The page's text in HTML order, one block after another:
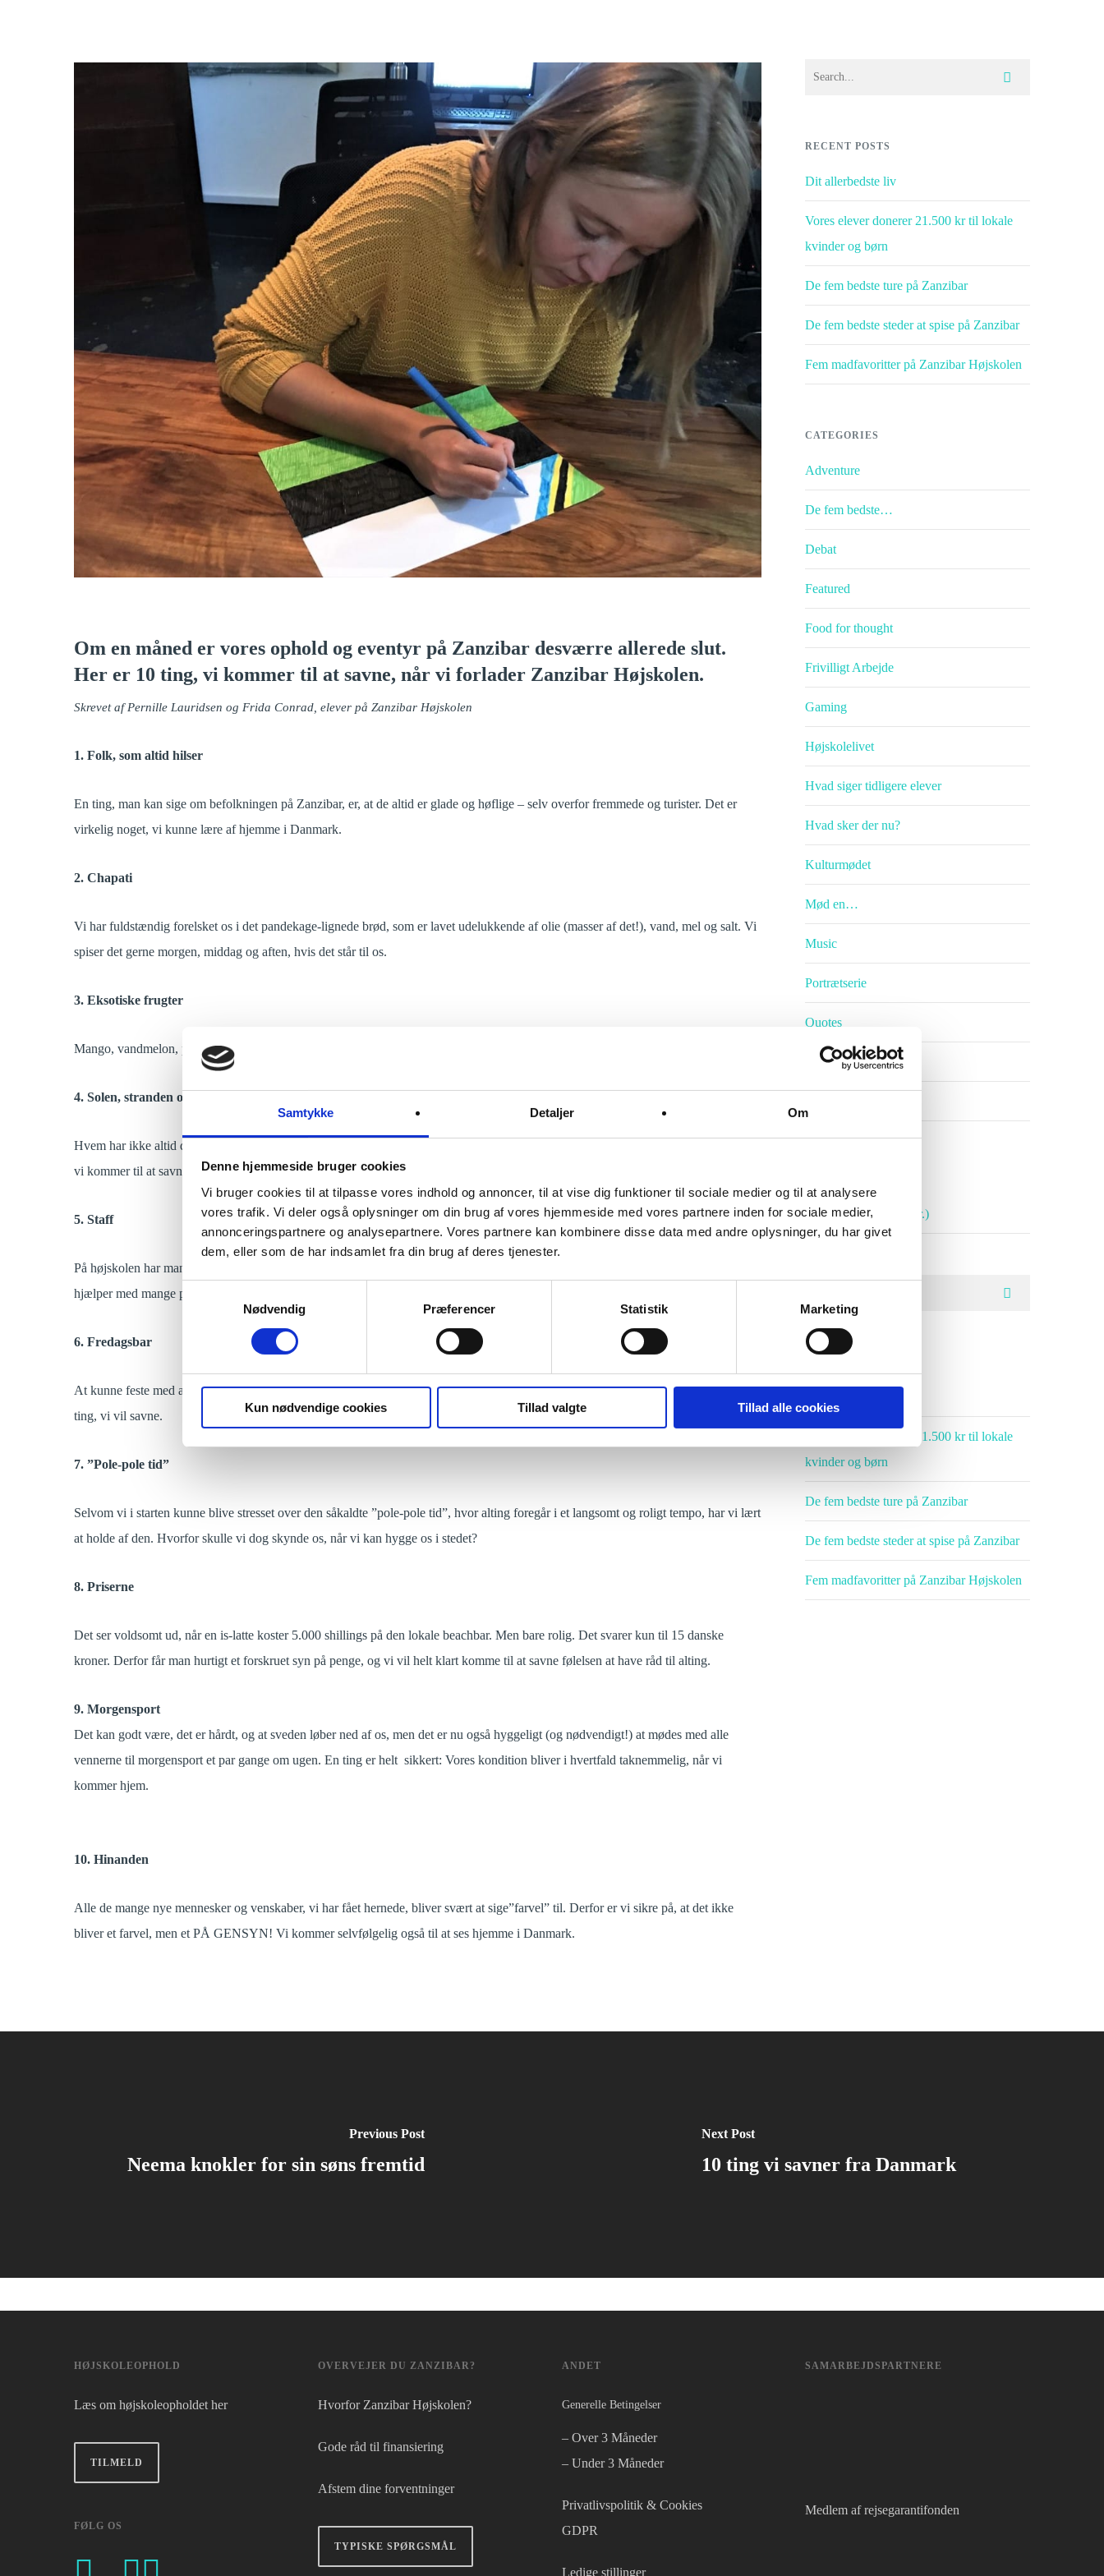
Samtykke Detaljer Om
Denne hjemmeside bruger cookies
Vi bruger cookies til at tilpasse vores indhold og annoncer, til at vise dig funktioner til sociale medier og til at analysere
vores trafik. Vi deler også oplysninger om din brug af vores hjemmeside med vores partnere inden for sociale medier,
annonceringspartnere og analysepartnere. Vores partnere kan kombinere disse data med andre oplysninger, du har givet
dem, eller som de har indsamlet fra din brug af deres tjenester.
Samtykkevalg
Nødvendig
Præferencer Statistik Marketing
Kun nødvendige cookies Tillad valgte Tillad alle cookies
Om en måned er vores ophold og eventyr på Zanzibar desværre allerede slut.
Her er 10 ting, vi kommer til at savne, når vi forlader Zanzibar Højskolen.
Skrevet af Pernille Lauridsen og Frida Conrad, elever på Zanzibar Højskolen
1. Folk, som altid hilser
En ting, man kan sige om befolkningen på Zanzibar, er, at de altid er glade og høflige – selv overfor fremmede og turister. Det er
virkelig noget, vi kunne lære af hjemme i Danmark.
2. Chapati
Vi har fuldstændig forelsket os i det pandekage-lignede brød, som er lavet udelukkende af olie (masser af det!), vand, mel og salt. Vi
spiser det gerne morgen, middag og aften, hvis det står til os.
3. Eksotiske frugter
Mango, vandmelon, passionsfrugt, ananas, bananer, og vi kunne blive ved og ved. Behøver vi sige mere?
4. Solen, stranden og vandet
Hvem har ikke altid drømt om at bo midt på en bounty-strand med høj sol og klart vand? Det har vi! Derfor er det også klart en ting,
vi kommer til at savne, når vi kommer hjem til kolde Danmark.
5. Staff
På højskolen har man udover sine højskolevenner også fået en ny familie – her på skolen kalder vi dem Staff. Ikke nok med de
hjælper med mange praktiske gøremål, så står de altid klar med smil og grin.
6. Fredagsbar
At kunne feste med alle sine venner fredag efter fredag med lækre drinks, sjove temafester og godt humør, står højt på listen over
ting, vi vil savne.
7. ”Pole-pole tid”
Selvom vi i starten kunne blive stresset over den såkaldte ”pole-pole tid”, hvor alting foregår i et langsomt og roligt tempo, har vi lært
at holde af den. Hvorfor skulle vi dog skynde os, når vi kan hygge os i stedet?
8. Priserne
Det ser voldsomt ud, når en is-latte koster 5.000 shillings på den lokale beachbar. Men bare rolig. Det svarer kun til 15 danske
kroner. Derfor får man hurtigt et forskruet syn på penge, og vi vil helt klart komme til at savne følelsen at have råd til alting.
9. Morgensport
Det kan godt være, det er hårdt, og at sveden løber ned af os, men det er nu også hyggeligt (og nødvendigt!) at mødes med alle
vennerne til morgensport et par gange om ugen. En ting er helt sikkert: Vores kondition bliver i hvertfald taknemmelig, når vi
kommer hjem.
10. Hinanden
Alle de mange nye mennesker og venskaber, vi har fået hernede, bliver svært at sige”farvel” til. Derfor er vi sikre på, at det ikke
bliver et farvel, men et PÅ GENSYN! Vi kommer selvfølgelig også til at ses hjemme i Danmark.
RECENT POSTS
Dit allerbedste liv
Vores elever donerer 21.500 kr til lokale
kvinder og børn
De fem bedste ture på Zanzibar
De fem bedste steder at spise på Zanzibar
Fem madfavoritter på Zanzibar Højskolen
CATEGORIES
Adventure
De fem bedste…
Debat
Featured
Food for thought
Frivilligt Arbejde
Gaming
Højskolelivet
Hvad siger tidligere elever
Hvad sker der nu?
Kulturmødet
Mød en…
Music
Portrætserie
Quotes
Rejseguide
Højskole-linjen (4 mdr.)
Vores elever donerer 21.500 kr til lokale
kvinder og børn
De fem bedste ture på Zanzibar
De fem bedste steder at spise på Zanzibar
Fem madfavoritter på Zanzibar Højskolen
Previous Post
Neema knokler for sin søns fremtid
Next Post
10 ting vi savner fra Danmark
HØJSKOLEOPHOLD
Læs om højskoleopholdet her
TILMELD
FØLG OS
OVERVEJER DU ZANZIBAR?
Hvorfor Zanzibar Højskolen?
Gode råd til finansiering
Afstem dine forventninger
TYPISKE SPØRGSMÅL
ANDET
Generelle Betingelser
– Over 3 Måneder
– Under 3 Måneder
Privatlivspolitik & Cookies
GDPR
Ledige stillinger
SAMARBEJDSPARTNERE
Medlem af rejsegarantifonden